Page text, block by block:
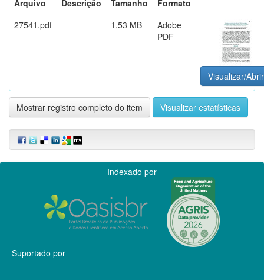
Arquivo
Descrição Tamanho
Formato
27541.pdf
1,53 MB
Adobe
PDF
Visualizar/Abrir
Mostrar registro completo do item Visualizar estatísticas
Indexado por
Suportado por